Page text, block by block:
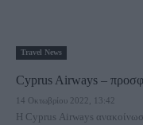
Travel News
Cyprus Airways –
14 Οκτωβρίου 2022, 13:42
Η Cyprus Airways